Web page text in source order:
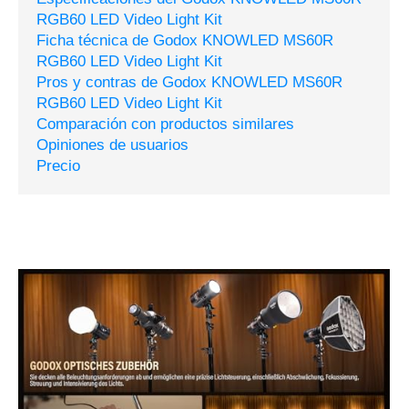
RGB60 LED Video Light Kit
Ficha técnica de Godox KNOWLED MS60R
RGB60 LED Video Light Kit
Pros y contras de Godox KNOWLED MS60R
RGB60 LED Video Light Kit
Comparación con productos similares
Opiniones de usuarios
Precio